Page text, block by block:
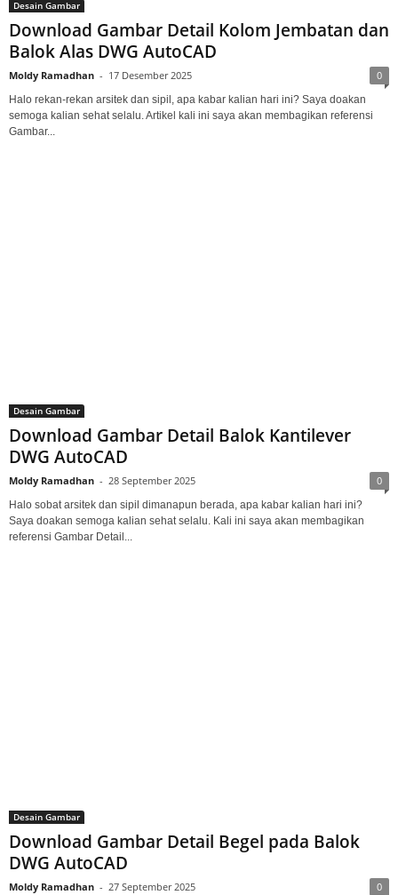
Desain Gambar
Download Gambar Detail Kolom Jembatan dan
Balok Alas DWG AutoCAD
Moldy Ramadhan - 17 Desember 2025 0
Halo rekan-rekan arsitek dan sipil, apa kabar kalian hari ini? Saya doakan
semoga kalian sehat selalu. Artikel kali ini saya akan membagikan referensi
Gambar...
Desain Gambar
Download Gambar Detail Balok Kantilever
DWG AutoCAD
Moldy Ramadhan - 28 September 2025 0
Halo sobat arsitek dan sipil dimanapun berada, apa kabar kalian hari ini?
Saya doakan semoga kalian sehat selalu. Kali ini saya akan membagikan
referensi Gambar Detail...
Desain Gambar
Download Gambar Detail Begel pada Balok
DWG AutoCAD
Moldy Ramadhan - 27 September 2025 0